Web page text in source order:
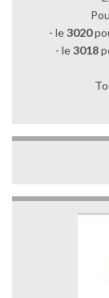
- le3020
- le3018